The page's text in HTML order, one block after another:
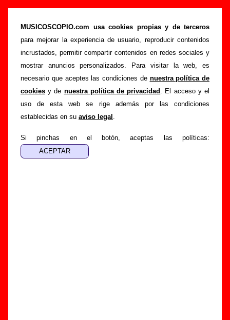
MUSICOSCOPIO.com usa cookies propias y de terceros
para mejorar la experiencia de usuario, reproducir contenidos
incrustados, permitir compartir contenidos en redes sociales y
mostrar anuncios personalizados. Para visitar la web, es
necesario que aceptes las condiciones de nuestra política de
cookies y de nuestra política de privacidad . El acceso y el
uso de esta web se rige además por las condiciones
establecidas en su aviso legal .
Si pinchas en el botón, aceptas las políticas:
“Por el vicio (Esplendor Geométrico remix)”,
canción de Los Punsetes (Letra e
información)
Portada >Los Punsetes >Canciones
Por el vicio (Esplendor Geométrico remix)
Esta página pretende recopilar todo tipo de información
sobre lacanción "Por el vicio (Esplendor Geométrico
remix)" interpretada porLos Punsetes
sobre los discos en los que está incluido este tema, sobre la
grabación del mismo, sobre versiones a cargo de otros